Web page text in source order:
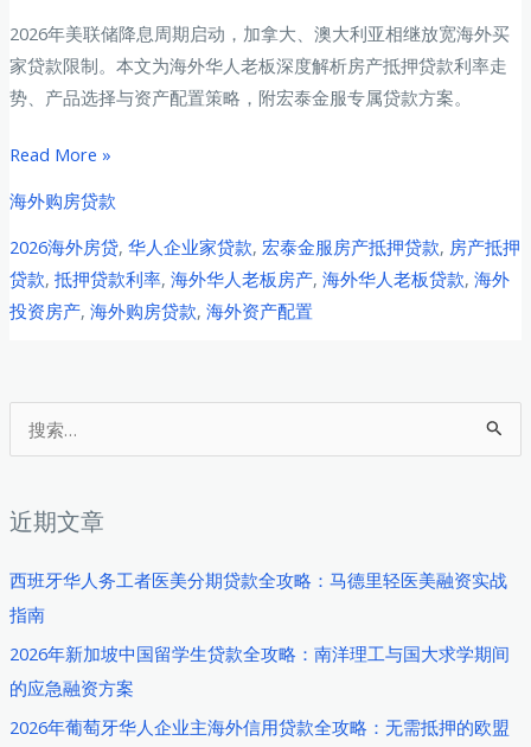
索
近期文章
西班牙华人务工者医美分期贷款全攻略：马德里轻医美融资实战
指南
2026年新加坡中国留学生贷款全攻略：南洋理工与国大求学期间
的应急融资方案
2026年葡萄牙华人企业主海外信用贷款全攻略：无需抵押的欧盟
款
全
攻
略：
贷
款
申
请
功
业
一
式
指
南
2026年美联储降息周期启动，加拿大、澳大利亚相继放宽海外买
家贷款限制。本文为海外华人老板深度解析房产抵押贷款利率走
势、产品选择与资产配置策略，附宏泰金服专属贷款方案。
海
华
人
老
板
房
押
贷
款
实
利
率
博
Read More »
海外购房贷款
2026海外房贷, 华人企业家贷款, 宏泰金服房产抵押贷款, 房产抵押
贷款, 抵押贷款利率, 海外华人老板房产, 海外华人老板贷款, 海外
投资房产, 海外购房贷款, 海外资产配置